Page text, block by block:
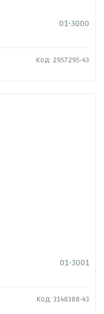
01-3000
Код: 2957295-43
01-3001
Код: 3148388-43